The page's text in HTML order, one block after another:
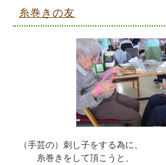
糸巻きの友
（手芸の）刺し子をする為に、
糸巻きをして頂こうと、